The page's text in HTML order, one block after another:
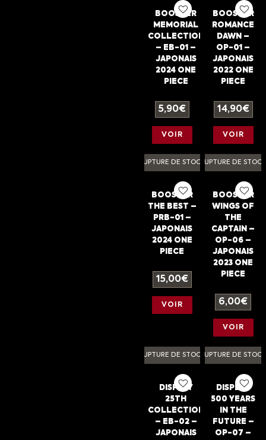
BOOSTER
MEMORIAL
COLLECTION
– EB-01 –
JAPONAIS
2024 ONE
PIECE
5,90€
VOIR
BOOSTER
ROMANCE
DAWN –
OP-01 –
JAPONAIS
2022 ONE
PIECE
14,90€
VOIR
RUPTURE DE STOCK
BOOSTER
THE BEST –
PRB-01 –
JAPONAIS
2024 ONE
PIECE
15,00€
VOIR
RUPTURE DE STOCK
BOOSTER
WINGS OF
THE
CAPTAIN –
OP-06 –
JAPONAIS
2023 ONE
PIECE
6,00€
VOIR
RUPTURE DE STOCK
DISPLAY
25TH
COLLECTION
– EB-02 –
JAPONAIS
RUPTURE DE STOCK
DISPLAY
500 YEARS
IN THE
FUTURE –
OP-07 –